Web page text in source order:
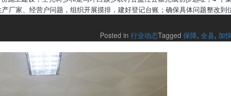
厂家、经营户问题，组织开展摸排，建好登记台账；确保具体问题整改到
Posted in 行业动态Tagged 保障, 全县, 加